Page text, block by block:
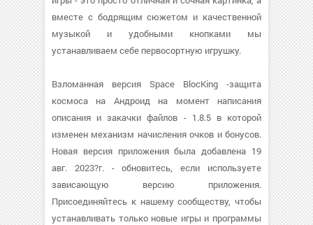
вместе с бодрящим сюжетом и качественной
музыкой и удобными кнопками мы
устанавливаем себе первосортную игрушку.
Взломанная версия Space BlocKing -защита
космоса на Андроид на момент написания
описания и закачки файлов - 1.8.5 в которой
изменен механизм начисления очков и бонусов.
Новая версия приложения была добавлена 19
авг. 2023?г. - обновитесь, если используете
зависающую версию приложения.
Присоединяйтесь к нашему сообществу, чтобы
устанавливать только новые игры и программы